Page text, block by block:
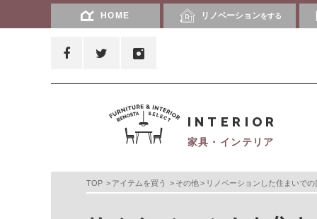
HOME リノベーションをする
INTERIOR
家具・インテリア
TOP アイテムを買う その他 リノベーションした住まいで